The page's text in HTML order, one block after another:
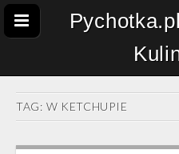
TAG: W KETCHUPIE